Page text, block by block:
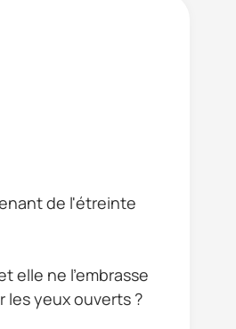
de l'étreinte
elle ne l'embrasse
les yeux ouverts ?